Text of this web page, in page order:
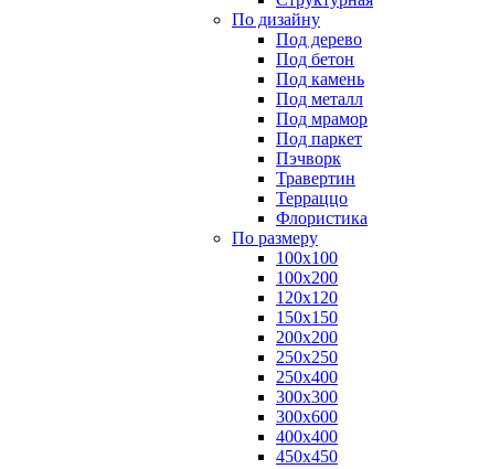
По дизайну
Под дерево
Под бетон
Под камень
Под металл
Под мрамор
Под паркет
Пэчворк
Травертин
Терраццо
Флористика
По размеру
100х100
100х200
120х120
150х150
200х200
250х250
250х400
300х300
300х600
400х400
450х450